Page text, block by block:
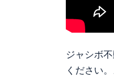
ジャシボ
ください